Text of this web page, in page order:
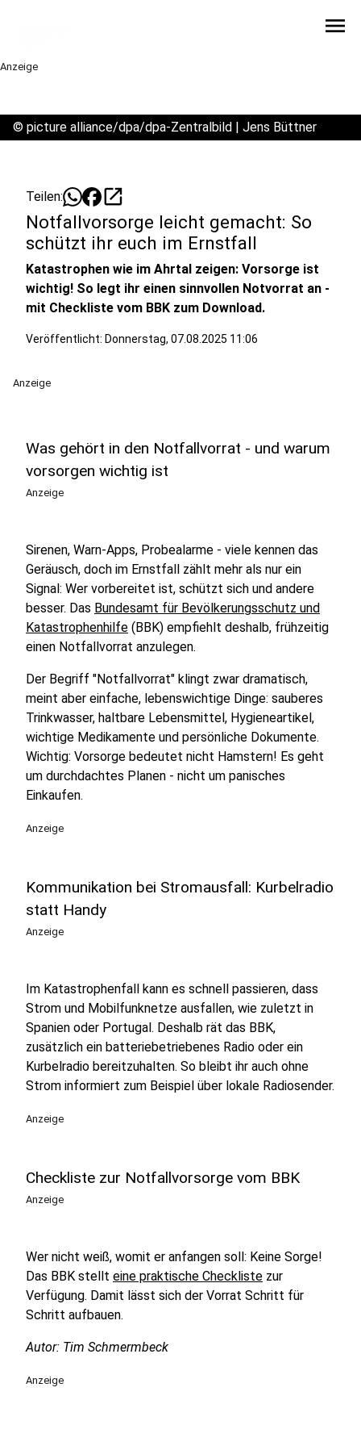
menu
Anzeige
© picture alliance/dpa/dpa-Zentralbild | Jens Büttner
Teilen: open_in_new
Notfallvorsorge leicht gemacht: So
schützt ihr euch im Ernstfall
Katastrophen wie im Ahrtal zeigen: Vorsorge ist
wichtig! So legt ihr einen sinnvollen Notvorrat an -
mit Checkliste vom BBK zum Download.
Veröffentlicht: Donnerstag, 07.08.2025 11:06
Anzeige
Was gehört in den Notfallvorrat - und warum
vorsorgen wichtig ist
Anzeige
Sirenen, Warn-Apps, Probealarme - viele kennen das
Geräusch, doch im Ernstfall zählt mehr als nur ein
Signal: Wer vorbereitet ist, schützt sich und andere
besser. Das Bundesamt für Bevölkerungsschutz und
Katastrophenhilfe (BBK) empfiehlt deshalb, frühzeitig
einen Notfallvorrat anzulegen.
Der Begriff "Notfallvorrat" klingt zwar dramatisch,
meint aber einfache, lebenswichtige Dinge: sauberes
Trinkwasser, haltbare Lebensmittel, Hygieneartikel,
wichtige Medikamente und persönliche Dokumente.
Wichtig: Vorsorge bedeutet nicht Hamstern! Es geht
um durchdachtes Planen - nicht um panisches
Einkaufen.
Anzeige
Kommunikation bei Stromausfall: Kurbelradio
statt Handy
Anzeige
Im Katastrophenfall kann es schnell passieren, dass
Strom und Mobilfunknetze ausfallen, wie zuletzt in
Spanien oder Portugal. Deshalb rät das BBK,
zusätzlich ein batteriebetriebenes Radio oder ein
Kurbelradio bereitzuhalten. So bleibt ihr auch ohne
Strom informiert zum Beispiel über lokale Radiosender.
Anzeige
Checkliste zur Notfallvorsorge vom BBK
Anzeige
Wer nicht weiß, womit er anfangen soll: Keine Sorge!
Das BBK stellt eine praktische Checkliste zur
Verfügung. Damit lässt sich der Vorrat Schritt für
Schritt aufbauen.
Autor: Tim Schmermbeck
Anzeige